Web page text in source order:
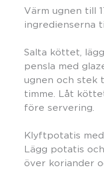
Värm ugnen till
ingredienserna
Salta köttet,
pensla med
ugnen och stek
timme. Låt
före servering.
Klyftpotatis
Lägg potatis
över koriander